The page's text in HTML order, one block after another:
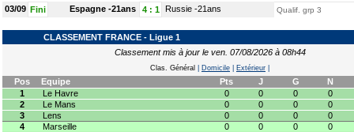
03/09 Fini Espagne -21ans 4: 1 Russie -21ans Qualif. grp 3
CLASSEMENT FRANCE - Ligue 1
Classement mis à jour le ven. 07/08/2026 à 08h44
Clas. Général Domicile Extérieur
Pos Equipe Pts J G
N
1
Le Havre 0 0 0
0
2
Le Mans 0 0 0
0
3
Lens 0 0 0
0
4
Marseille 0 0 0
0